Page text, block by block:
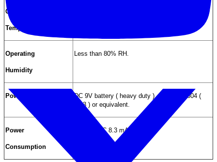
Operating
Temperature
Operating
Humidity
Less than 80% RH.
Power Supply
DC 9V battery ( heavy duty ), 006P,MN1604 (
PP3 ) or equivalent.
Power
Consumption
Approx. DC 8.3 mA.